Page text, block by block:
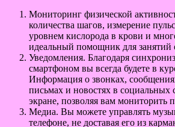
Мониторинг физической
количества шагов, измерение
уровнем кислорода в крови и
идеальный помощник для занятий
Уведомления. Благодаря
смартфоном вы всегда будете в
Информация о звонках,
письмах и новостях в социальных
экране, позволяя вам мониторить
Медиа. Вы можете управлять
телефоне, не доставая его из